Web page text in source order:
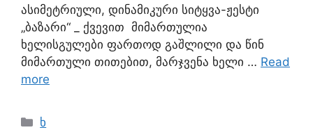
ასიმეტრიული, დინამიკური სიტყვა-ჟესტი
„ბაზარი“ _ ქვევით მიმართულია
ხელისგულები ფართოდ გაშლილი და წინ
მიმართული თითებით, მარჯვენა ხელი … Read
more
ხ